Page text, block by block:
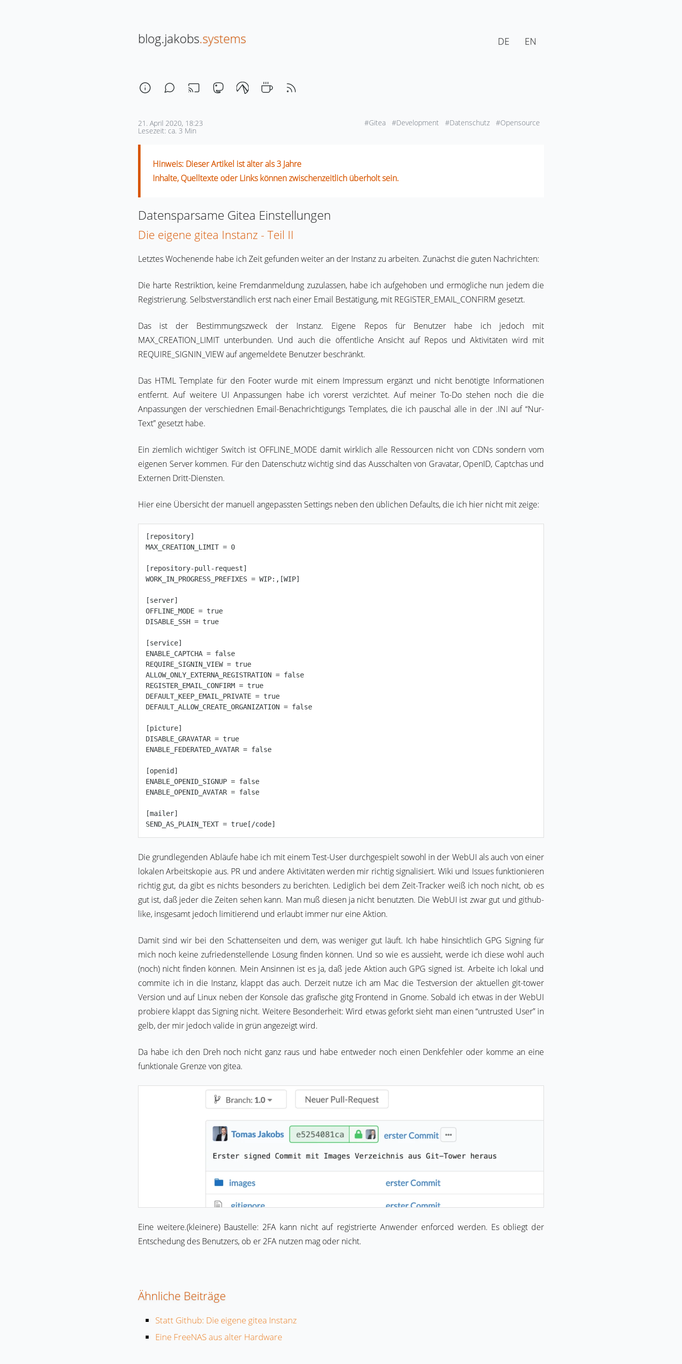
blog.jakobs.systems DE EN
#Gitea #Development #Datenschutz #Opensource
21. April 2020, 18:23
Lesezeit: ca. 3 Min
Hinweis: Dieser Artikel ist älter als 3 Jahre
Inhalte, Quelltexte oder Links können zwischenzeitlich überholt sein.
Datensparsame Gitea Einstellungen
Die eigene gitea Instanz - Teil II
Letztes Wochenende habe ich Zeit gefunden weiter an der Instanz zu arbeiten. Zunächst die guten Nachrichten:
Die harte Restriktion, keine Fremdanmeldung zuzulassen, habe ich aufgehoben und ermögliche nun jedem die
Registrierung. Selbstverständlich erst nach einer Email Bestätigung, mit REGISTER_EMAIL_CONFIRM gesetzt.
Das ist der Bestimmungszweck der Instanz. Eigene Repos für Benutzer habe ich jedoch mit
MAX_CREATION_LIMIT unterbunden. Und auch die öffentliche Ansicht auf Repos und Aktivitäten wird mit
REQUIRE_SIGNIN_VIEW auf angemeldete Benutzer beschränkt.
Das HTML Template für den Footer wurde mit einem Impressum ergänzt und nicht benötigte Informationen
entfernt. Auf weitere UI Anpassungen habe ich vorerst verzichtet. Auf meiner To-Do stehen noch die die
Anpassungen der verschiednen Email-Benachrichtigungs Templates, die ich pauschal alle in der .INI auf “Nur-
Text” gesetzt habe.
Ein ziemlich wichtiger Switch ist OFFLINE_MODE damit wirklich alle Ressourcen nicht von CDNs sondern vom
eigenen Server kommen. Für den Datenschutz wichtig sind das Ausschalten von Gravatar, OpenID, Captchas und
Externen Dritt-Diensten.
Hier eine Übersicht der manuell angepassten Settings neben den üblichen Defaults, die ich hier nicht mit zeige:
[repository]
MAX_CREATION_LIMIT = 0
[repository-pull-request]
WORK_IN_PROGRESS_PREFIXES = WIP:,[WIP]
[server]
OFFLINE_MODE = true
DISABLE_SSH = true
[service]
ENABLE_CAPTCHA = false
REQUIRE_SIGNIN_VIEW = true
ALLOW_ONLY_EXTERNA_REGISTRATION = false
REGISTER_EMAIL_CONFIRM = true
DEFAULT_KEEP_EMAIL_PRIVATE = true
DEFAULT_ALLOW_CREATE_ORGANIZATION = false
[picture]
DISABLE_GRAVATAR = true
ENABLE_FEDERATED_AVATAR = false
[openid]
ENABLE_OPENID_SIGNUP = false
ENABLE_OPENID_AVATAR = false
[mailer]
Die grundlegenden Abläufe habe ich mit einem Test-User durchgespielt sowohl in der WebUI als auch von einer
lokalen Arbeitskopie aus. PR und andere Aktivitäten werden mir richtig signalisiert. Wiki und Issues funktionieren
richtig gut, da gibt es nichts besonders zu berichten. Lediglich bei dem Zeit-Tracker weiß ich noch nicht, ob es
gut ist, daß jeder die Zeiten sehen kann. Man muß diesen ja nicht benutzten. Die WebUI ist zwar gut und github-
like, insgesamt jedoch limitierend und erlaubt immer nur eine Aktion.
Damit sind wir bei den Schattenseiten und dem, was weniger gut läuft. Ich habe hinsichtlich GPG Signing für
mich noch keine zufriedenstellende Lösung finden können. Und so wie es aussieht, werde ich diese wohl auch
(noch) nicht finden können. Mein Ansinnen ist es ja, daß jede Aktion auch GPG signed ist. Arbeite ich lokal und
commite ich in die Instanz, klappt das auch. Derzeit nutze ich am Mac die Testversion der aktuellen git-tower
Version und auf Linux neben der Konsole das grafische gitg Frontend in Gnome. Sobald ich etwas in der WebUI
probiere klappt das Signing nicht. Weitere Besonderheit: Wird etwas geforkt sieht man einen “untrusted User” in
gelb, der mir jedoch valide in grün angezeigt wird.
Da habe ich den Dreh noch nicht ganz raus und habe entweder noch einen Denkfehler oder komme an eine
funktionale Grenze von gitea.
Eine weitere.(kleinere) Baustelle: 2FA kann nicht auf registrierte Anwender enforced werden. Es obliegt der
Entschedung des Benutzers, ob er 2FA nutzen mag oder nicht.
Ähnliche Beiträge
Statt Github: Die eigene gitea Instanz
Eine FreeNAS aus alter Hardware